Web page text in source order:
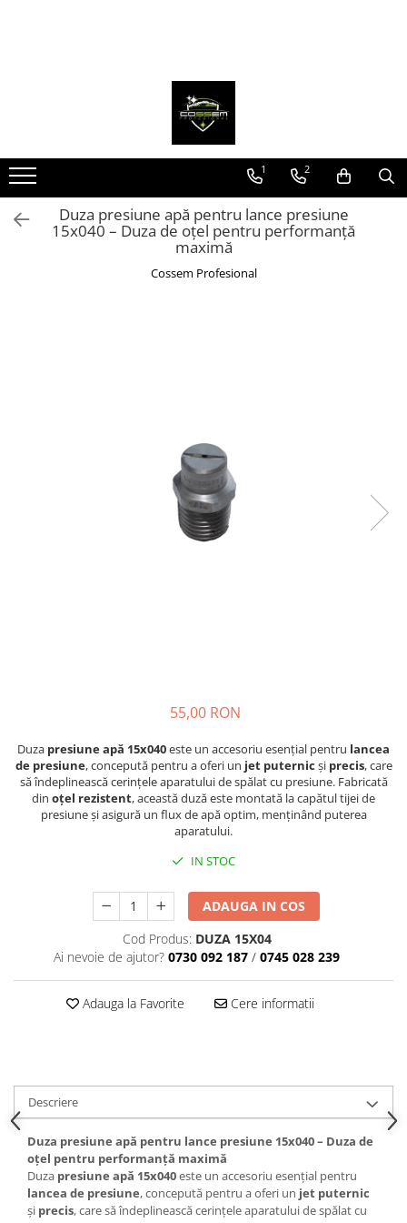
1 2
Duza presiune apă pentru lance presiune
15x040 – Duza de oțel pentru performanță
maximă
Cossem Profesional
55,00 RON
Duza presiune apă 15x040este un accesoriu esențial pentru lancea
de presiune, concepută pentru a oferi un jet puternic și precis, care
să îndeplinească cerințele aparatului de spălat cu presiune. Fabricată
din oțel rezistent, această duză este montată la capătul tijei de
presiune și asigură un flux de apă optim, menținând puterea
aparatului.
IN STOC
ADAUGA IN COS
Cod Produs: DUZA 15X04
Ai nevoie de ajutor? 0730 092 187 / 0745 028 239
Adauga la Favorite Cere informatii
Descriere
Duza presiune apă pentru lance presiune 15x040 – Duza de
oțel pentru performanță maximă
Duza presiune apă 15x040este un accesoriu esențial pentru
lancea de presiune, concepută pentru a oferi un jet puternic
și precis, care să îndeplinească cerințele aparatului de spălat cu